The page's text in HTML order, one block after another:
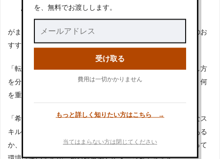
希望している業種や職種で働いている人
がまわりにいらっしゃれば、上記のような方々の話を聞くものお
すすめです。
「転職した結果今の職場に満足している人」は、転職先の探し方
を分かっています。今の職場のどの部分に満足しているのか、何
を重視して転職活動をしたのか聞いてみるといいでしょう。
「希望している業種や職種で働いている人」には、どのようなス
キルが必要か、自分がその業種や職種で採用される見込みはある
か、具体的な仕事内容などを聞くことができます。職場によって
を、無料でお渡しします。
受け取る
費用は一切かかりません
もっと詳しく知りたい方はこちら →
当てはまらない方は閉じてください